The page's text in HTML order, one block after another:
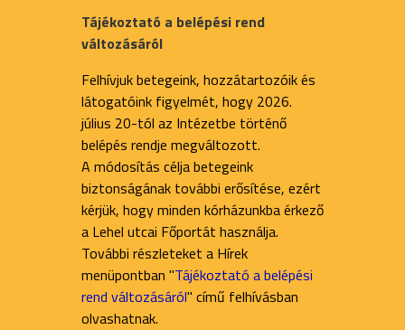
Tájékoztató a belépési rend
változásáról
Felhívjuk betegeink, hozzátartozóik és
látogatóink figyelmét, hogy 2026.
július 20-tól az Intézetbe történő
belépés rendje megváltozott.
A módosítás célja betegeink
biztonságának további erősítése, ezért
kérjük, hogy minden kórházunkba érkező
a Lehel utcai Főportát használja.
További részleteket a Hírek
menüpontban "Tájékoztató a belépési
rend változásáról" című felhívásban
olvashatnak.